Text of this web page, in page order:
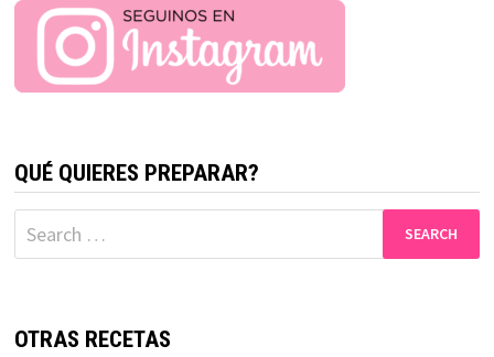
QUÉ QUIERES PREPARAR?
Search
for:
OTRAS RECETAS